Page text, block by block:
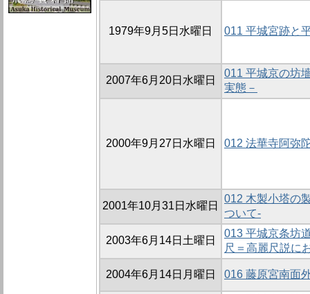
1979年9月5日水曜日 011 平城宮跡と
2007年6月20日水曜日
011 平城京の坊
実態－
2000年9月27日水曜日 012 法華寺阿弥
2001年10月31日水曜日
012 木製小塔の
ついて-
2003年6月14日土曜日
013 平城京条坊
尺＝高麗尺説に
2004年6月14日月曜日 016 藤原宮南面